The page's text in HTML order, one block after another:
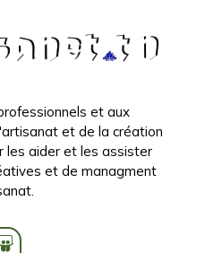
et aux
et de la création
les aider et les assister
et de managment